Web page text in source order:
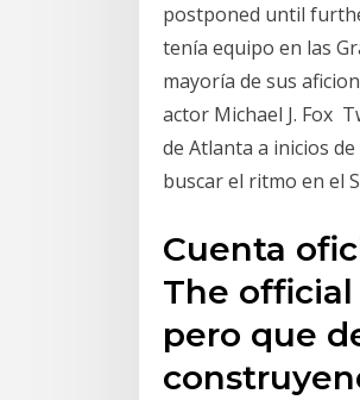
postponed until
tenía equipo en las
mayoría de sus
actor Michael J. Fox
de Atlanta a inicios
buscar el ritmo en el
Cuenta
The
pero que